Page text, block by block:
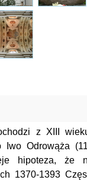
z XIII
Odrowąża
hipoteza,
1370-1393